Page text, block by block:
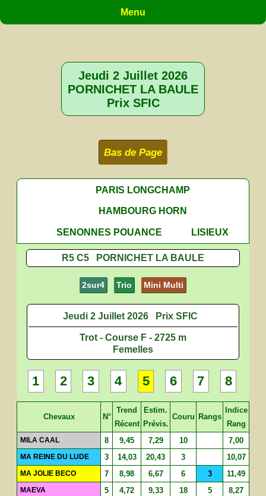
Menu
Jeudi 2 Juillet 2026
PORNICHET LA BAULE
Prix SFIC
Bas de Page
PARIS LONGCHAMP
HAMBOURG HORN
SENONNES POUANCE
LISIEUX
R5 C5 PORNICHET LA BAULE
2sur4 Trio Mini Multi
Jeudi 2 Juillet 2026
Prix SFIC
Trot - Course F - 2725 m
Femelles
1 2 3 4 5 6 7 8
Chevaux N°
Trend
Récent
Estim.
Prévis.
Couru Rangs
Indice
Rang
MILA CAAL 8 9,45 7,29 10 7,00
MA REINE DU LUDE 3 14,03 20,43 3 10,07
MA JOLIE BECO 7 8,98 6,67 6 3 11,49
MAEVA 5 4,72 9,33 18 5 8,27